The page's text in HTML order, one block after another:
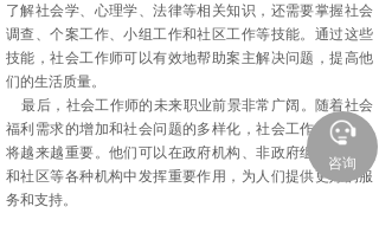
了解社会学、心理学、法律等相关知识，还需要掌握社会
调查、个案工作、小组工作和社区工作等技能。通过这些
技能，社会工作师可以有效地帮助案主解决问题，提高他
们的生活质量。
最后，社会工作师的未来职业前景非常广阔。随着社会
福利需求的增加和社会问题的多样化，社会工作师的角色
将越来越重要。他们可以在政府机构、非政府组织、企业
和社区等各种机构中发挥重要作用，为人们提供更好的服
务和支持。
咨询